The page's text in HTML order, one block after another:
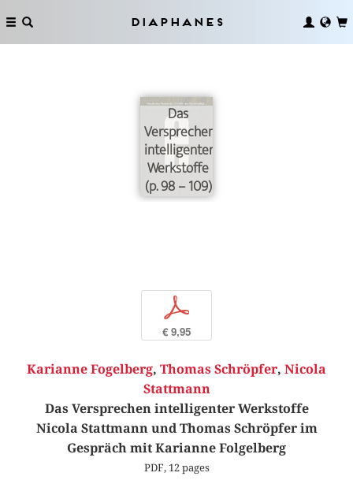
Diaphanes
Das
Versprechen
intelligenter
Werkstoffe
(p. 98 – 109)
p
€ 9,95
Karianne Fogelberg, Thomas Schröpfer, Nicola
Stattmann
Das Versprechen intelligenter Werkstoffe
Nicola Stattmann und Thomas Schröpfer im
Gespräch mit Karianne Folgelberg
PDF, 12 pages